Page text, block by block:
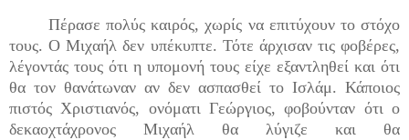
Πέρασε πολύς καιρός, χωρίς να επιτύχουν το στόχο
τους. Ο Μιχαήλ δεν υπέκυπτε. Τότε άρχισαν τις φοβέρες,
λέγοντάς τους ότι η υπομονή τους είχε εξαντληθεί και ότι
θα τον θανάτωναν αν δεν ασπασθεί το Ισλάμ. Κάποιος
πιστός Χριστιανός, ονόματι Γεώργιος, φοβούνταν ότι ο
δεκαοχτάχρονος Μιχαήλ θα λύγιζε και θα